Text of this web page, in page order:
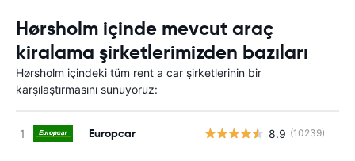
Hørsholm içinde mevcut araç
kiralama şirketlerimizden bazıları
Hørsholm içindeki tüm rent a car şirketlerinin bir
karşılaştırmasını sunuyoruz:
Europcar 8.9 (10239)